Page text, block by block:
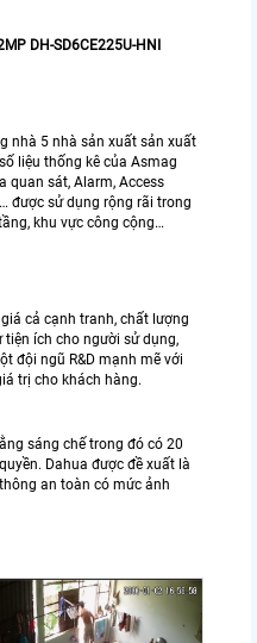
DH-SD6CE225U-HNI
nhà 5 nhà sản xuất sản xuất
liệu thống kê của Asmag
quan sát, Alarm, Access
được sử dụng rộng rãi trong
khu vực công cộng…
cả cạnh tranh, chất lượng
ích cho người sử dụng,
đội ngũ R&D mạnh mẽ với
trị cho khách hàng.
sáng chế trong đó có 20
Dahua được đề xuất là
an toàn có mức ảnh